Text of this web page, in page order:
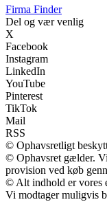
Firma Finder
Del og vær venlig
X
Facebook
Instagram
LinkedIn
YouTube
Pinterest
TikTok
Mail
RSS
© Ophavsretligt
© Ophavsret gælder.
provision ved køb
© Alt indhold er vores
Vi modtager muligvis